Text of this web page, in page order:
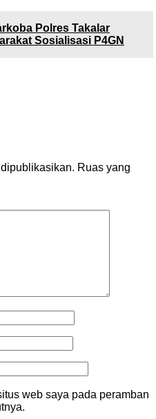
Polres Takalar
Sosialisasi P4GN
Ruas yang
web saya pada peramban